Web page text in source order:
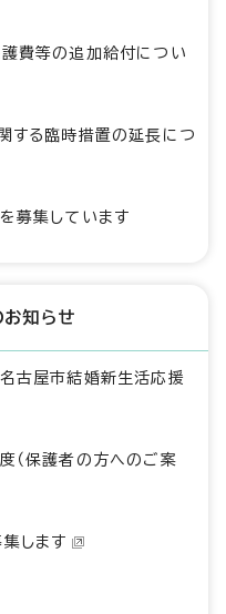
費等の追加給付につい
する臨時措置の延長につ
募集しています
知らせ
古屋市結婚新生活応援
（保護者の方へのご案
します